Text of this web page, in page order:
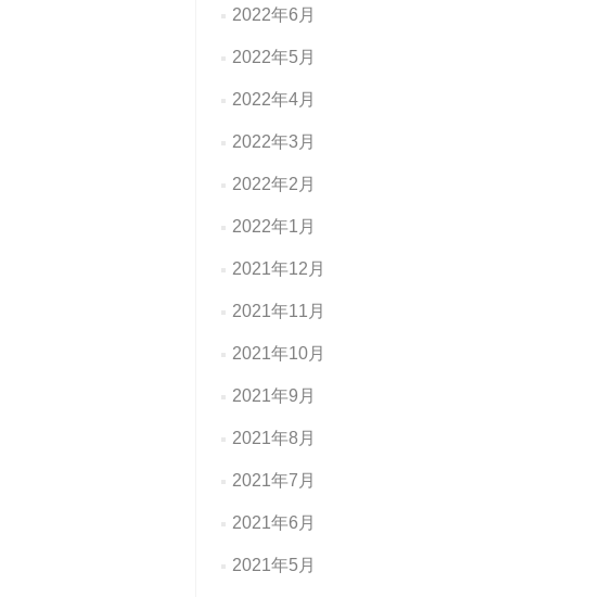
2022年6月
2022年5月
2022年4月
2022年3月
2022年2月
2022年1月
2021年12月
2021年11月
2021年10月
2021年9月
2021年8月
2021年7月
2021年6月
2021年5月